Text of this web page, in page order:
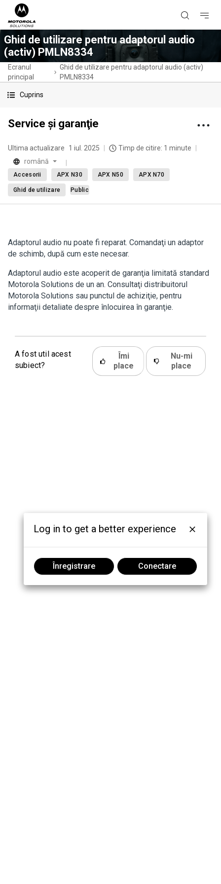
Ghid de utilizare pentru adaptorul audio
(activ) PMLN8334
Ecranul
principal
Ghid de utilizare pentru adaptorul audio (activ)
PMLN8334
Cuprins
Service şi garanţie
Ultima actualizare 1 iul. 2025
Timp de citire: 1 minute
română
Accesorii APX N30 APX N50 APX N70
Ghid de utilizare Public
Adaptorul audio nu poate fi reparat. Comandaţi un adaptor
de schimb, după cum este necesar.
Adaptorul audio este acoperit de garanţia limitată standard
Motorola Solutions de un an. Consultaţi distribuitorul
Motorola Solutions sau punctul de achiziţie, pentru
informaţii detaliate despre înlocuirea în garanţie.
A fost util acest
subiect?
Îmi
place
Nu-mi
place
Log in to get a better experience
Înregistrare Conectare